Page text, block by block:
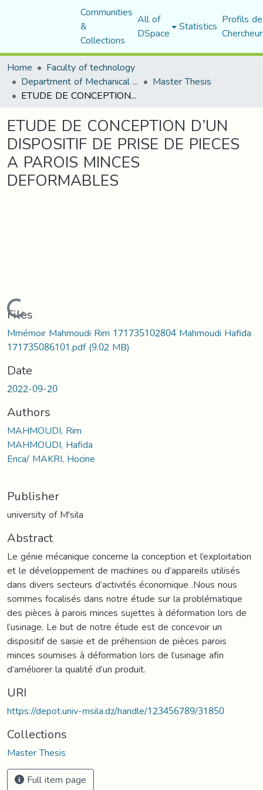
Communities
&
Collections
All of
DSpace Statistics Profils
Home
Faculty of technology
Department of Mechanical Engineering Master Thesis
ETUDE DE CONCEPTION D’UN DISPOSITIF DE PRISE DE PIECES A PAROIS MINCES DEFORMABLES
ETUDE DE CONCEPTION D’UN
DISPOSITIF DE PRISE DE PIECES
A PAROIS MINCES
DEFORMABLES
Loading...
Files
Mmémoir Mahmoudi Rim 171735102804 Mahmoudi Hafida
171735086101.pdf(9.02 MB)
Date
2022-09-20
Authors
MAHMOUDI, Rim
MAHMOUDI, Hafida
Enca/ MAKRI, Hocine
Publisher
university of M'sila
Abstract
Le génie mécanique concerne la conception et l’exploitation
et le développement de machines ou d’appareils utilisés
dans divers secteurs d’activités économique .Nous nous
sommes focalisés dans notre étude sur la problématique
des pièces à parois minces sujettes à déformation lors de
l’usinage. Le but de notre étude est de concevoir un
dispositif de saisie et de préhension de pièces parois
minces soumises à déformation lors de l’usinage afin
d’améliorer la qualité d’un produit.
URI
https://depot.univ-msila.dz/handle/123456789/31850
Collections
Master Thesis
Full item page